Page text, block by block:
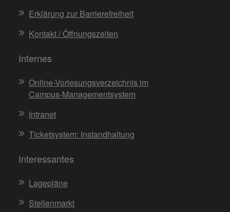
Erklärung zur Barrierefreiheit
Kontakt / Öffnungszeiten
Internes
Online-Vorlesungsverzeichnis im
Campus-Managementsystem
Intranet
Ticketsystem: Instandhaltung
Interessantes
Lagepläne
Stellenmarkt